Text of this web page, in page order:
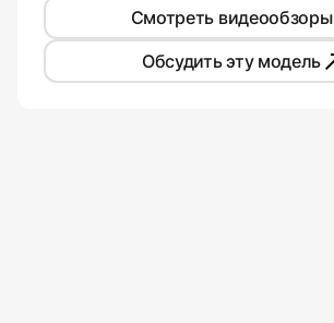
Смотреть видеообзоры
Обсудить эту модель